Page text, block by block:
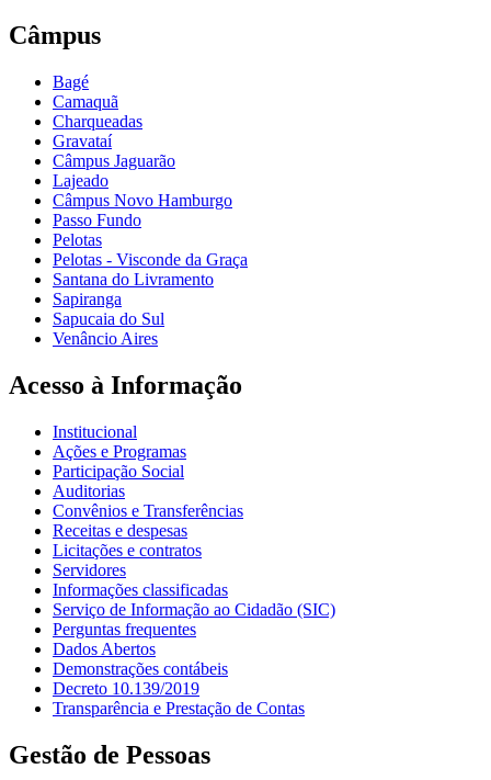
Câmpus
Bagé
Camaquã
Charqueadas
Gravataí
Câmpus Jaguarão
Lajeado
Câmpus Novo Hamburgo
Passo Fundo
Pelotas
Pelotas - Visconde da Graça
Santana do Livramento
Sapiranga
Sapucaia do Sul
Venâncio Aires
Acesso à Informação
Institucional
Ações e Programas
Participação Social
Auditorias
Convênios e Transferências
Receitas e despesas
Licitações e contratos
Servidores
Informações classificadas
Serviço de Informação ao Cidadão (SIC)
Perguntas frequentes
Dados Abertos
Demonstrações contábeis
Decreto 10.139/2019
Transparência e Prestação de Contas
Gestão de Pessoas